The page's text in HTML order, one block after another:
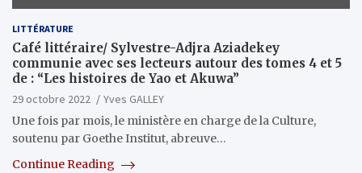
LITTÉRATURE
Café littéraire/ Sylvestre-Adjra Aziadekey
communie avec ses lecteurs autour des tomes 4 et 5
de : “Les histoires de Yao et Akuwa”
29 octobre 2022
Yves GALLEY
Une fois par mois, le ministère en charge de la Culture,
soutenu par Goethe Institut, abreuve…
Continue Reading